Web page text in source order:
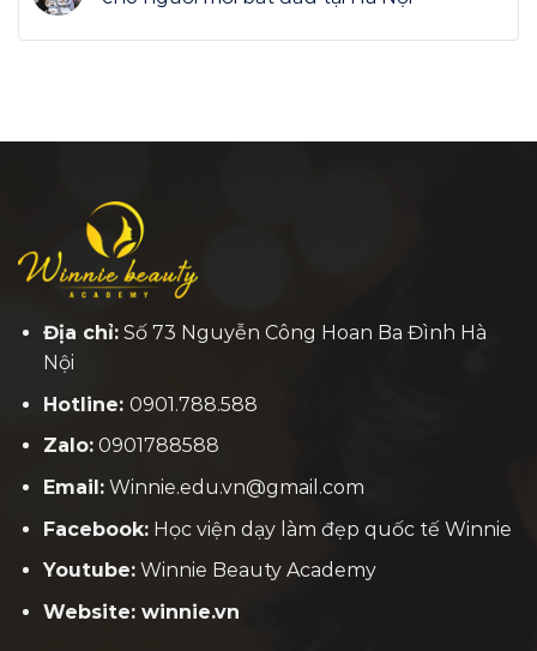
Địa chỉ:Số 73 Nguyễn Công Hoan Ba Đình Hà
Nội
Hotline: 0901.788.588
Zalo:0901788588
Email:Winnie.edu.vn@gmail.com
Facebook:Học viện dạy làm đẹp quốc tế Winnie
Youtube:Winnie Beauty Academy
Website: winnie.vn